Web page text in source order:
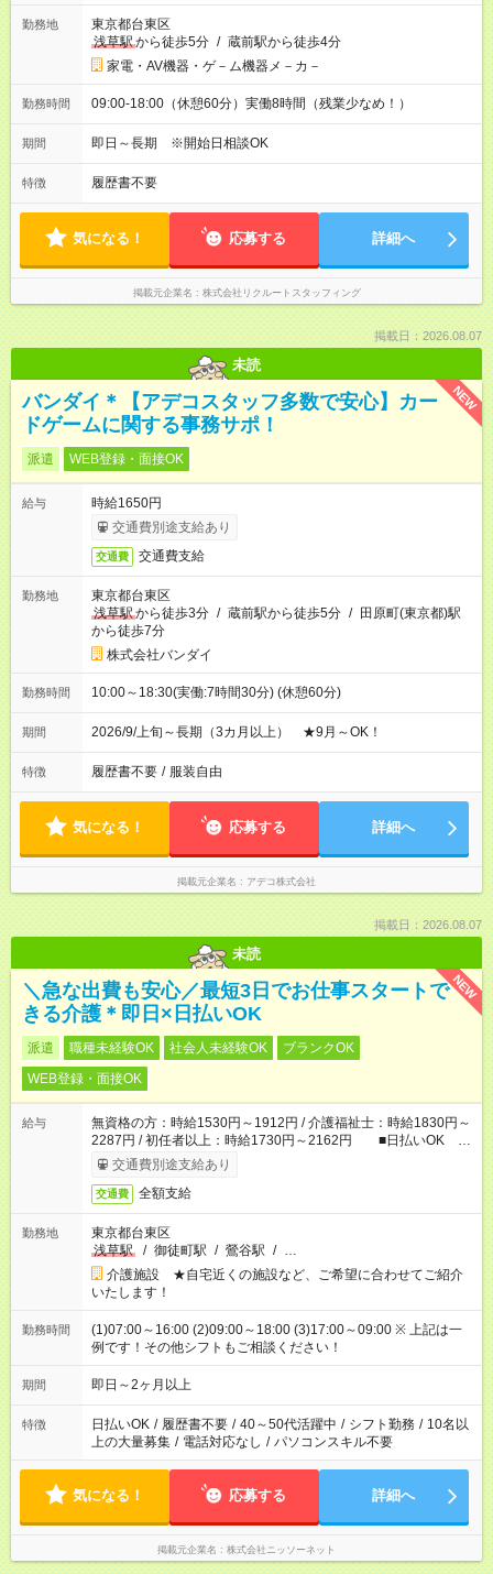
勤務地
東京都台東区
浅草駅から徒歩5分 / 蔵前駅から徒歩4分
家電・AV機器・ゲ－ム機器メ－カ－
勤務時間 09:00-18:00（休憩60分）実働8時間（残業少なめ！）
期間 即日～長期 ※開始日相談OK
特徴 履歴書不要
気になる！ 応募する 詳細へ
掲載元企業名 株式会社リクルートスタッフィング
掲載日：2026.08.07
未読
NEW
バンダイ＊【アデコスタッフ多数で安心】カー
ドゲームに関する事務サポ！
派遣 WEB登録・面接OK
給与
時給1650円
交通費別途支給あり
交通費 交通費支給
勤務地
東京都台東区
浅草駅から徒歩3分 / 蔵前駅から徒歩5分 / 田原町(東京都)駅
から徒歩7分
株式会社バンダイ
勤務時間 10:00～18:30(実働:7時間30分) (休憩60分)
期間 2026/9/上旬～長期（3カ月以上） ★9月～OK！
特徴 履歴書不要 / 服装自由
気になる！ 応募する 詳細へ
掲載元企業名 アデコ株式会社
掲載日：2026.08.07
未読
NEW
＼急な出費も安心／最短3日でお仕事スタートで
きる介護＊即日×日払いOK
派遣 職種未経験OK 社会人未経験OK
ブランクOK
WEB登録・面接OK
給与
無資格の方：時給1530円～1912円 / 介護福祉士：時給1830円～
2287円 / 初任者以上：時給1730円～2162円 ■日払いOK ■
日収例：1万2240円（時給1530円×8h）
交通費別途支給あり
交通費 全額支給
勤務地
東京都台東区
浅草駅
/ 御徒町駅 / 鶯谷駅 / …
介護施設 ★自宅近くの施設など、ご希望に合わせてご紹介
いたします！
勤務時間
(1)07:00～16:00 (2)09:00～18:00 (3)17:00～09:00 ※ 上記は一
例です！その他シフトもご相談ください！
期間 即日～2ヶ月以上
特徴 日払いOK / 履歴書不要 / 40～50代活躍中 / シフト勤務 / 10名以
上の大量募集 / 電話対応なし / パソコンスキル不要
気になる！ 応募する 詳細へ
掲載元企業名 株式会社ニッソーネット